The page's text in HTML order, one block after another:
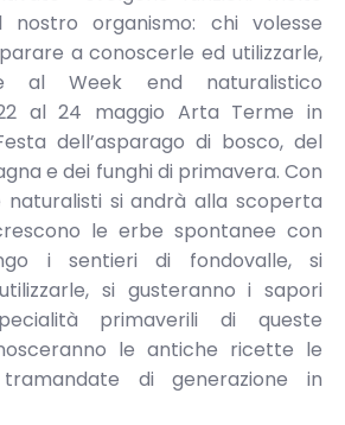
organismo: chi volesse
a conoscerle ed utilizzarle,
al Week end naturalistico
al 24 maggio Arta Terme in
dell’asparago di bosco, del
e dei funghi di primavera. Con
si andrà alla scoperta
le erbe spontanee con
i sentieri di fondovalle, si
si gusteranno i sapori
primaverili di queste
le antiche ricette le
di generazione in